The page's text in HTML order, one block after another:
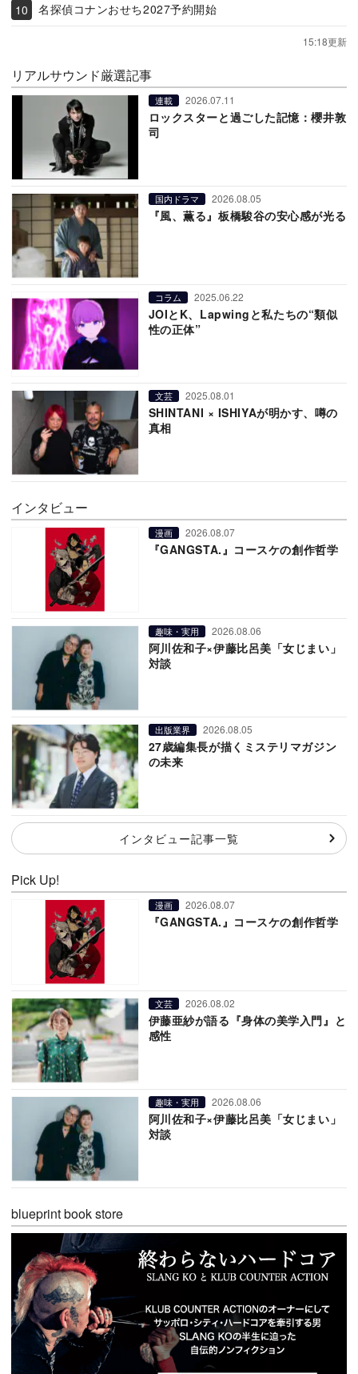
名探偵コナンおせち2027予約開始
15:18更新
リアルサウンド厳選記事
連載 2026.07.11
ロックスターと過ごした記憶：櫻井敦
司
国内ドラマ 2026.08.05
『風、薫る』板橋駿谷の安心感が光る
コラム 2025.06.22
JOIとK、Lapwingと私たちの“類似
性の正体”
文芸 2025.08.01
SHINTANI × ISHIYAが明かす、噂の
真相
インタビュー
漫画 2026.08.07
『GANGSTA.』コースケの創作哲学
趣味・実用 2026.08.06
阿川佐和子×伊藤比呂美「女じまい」
対談
出版業界 2026.08.05
27歳編集長が描くミステリマガジン
の未来
インタビュー記事一覧
Pick Up!
漫画 2026.08.07
『GANGSTA.』コースケの創作哲学
文芸 2026.08.02
伊藤亜紗が語る『身体の美学入門』と
感性
趣味・実用 2026.08.06
阿川佐和子×伊藤比呂美「女じまい」
対談
blueprint book store